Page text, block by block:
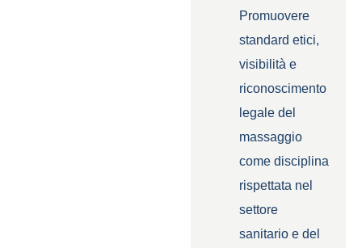
Promuovere
standard etici,
visibilità e
riconoscimento
legale del
massaggio
come disciplina
rispettata nel
settore
sanitario e del